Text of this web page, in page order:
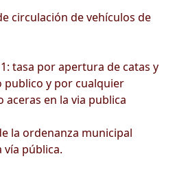
circulación de vehículos de
tasa por apertura de catas y
publico y por cualquier
en la via publica
la ordenanza municipal
pública.